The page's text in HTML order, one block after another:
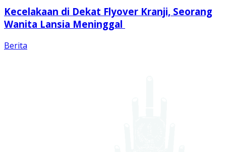
Kecelakaan di Dekat Flyover Kranji, Seorang
Wanita Lansia Meninggal
Berita